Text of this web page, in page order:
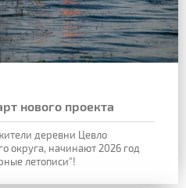
нового проекта
деревни Цевло
округа, начинают 2026 год
летописи"!